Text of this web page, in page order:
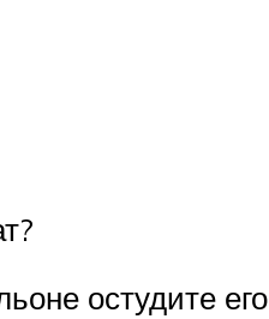
остудите его